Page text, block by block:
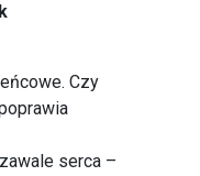
Czy
serca –